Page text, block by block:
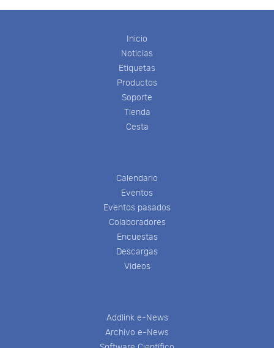
Inicio
Noticias
Etiquetas
Productos
Soporte
Tienda
Cesta
Calendario
Eventos
Eventos pasados
Colaboradores
Encuestas
Descargas
Videos
Addlink e-News
Archivo e-News